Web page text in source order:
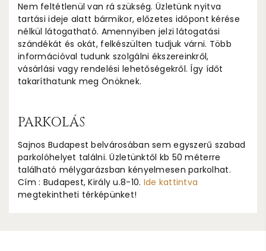
Nem feltétlenül van rá szükség. Üzletünk nyitva
tartási ideje alatt bármikor, előzetes időpont kérése
nélkül látogatható. Amennyiben jelzi látogatási
szándékát és okát, felkészülten tudjuk várni. Több
információval tudunk szolgálni ékszereinkről,
vásárlási vagy rendelési lehetőségekről. Így ídőt
takaríthatunk meg Önöknek.
PARKOLÁS
Sajnos Budapest belvárosában sem egyszerű szabad
parkolóhelyet találni. Üzletünktől kb 50 méterre
található mélygarázsban kényelmesen parkolhat.
Cím : Budapest, Király u.8-10. Ide kattintva
megtekintheti térképünket!